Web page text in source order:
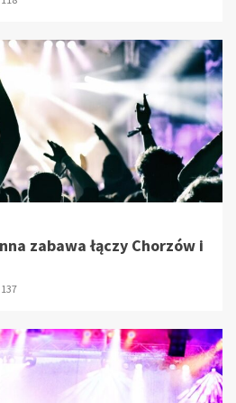
zabawa łączy Chorzów i
137